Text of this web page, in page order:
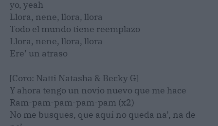
yo, yeah
Llora, nene, llora, llora
Todo el mundo tiene reemplazo
Llora, nene, llora, llora
Ere’ un atraso
[Coro: Natti Natasha & Becky G]
Y ahora tengo un novio nuevo que me hace
Ram-pam-pam-pam-pam (x2)
No me busques, que aquí no queda na’, na de